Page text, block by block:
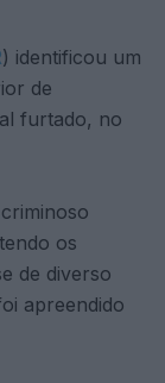
) identificou um
de
furtado, no
os
de diverso
apreendido